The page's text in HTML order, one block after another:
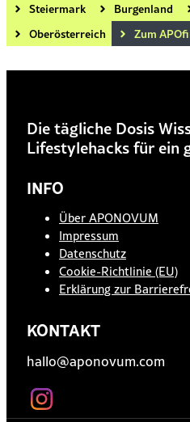
Steiermark
Burgenland
Oberösterreich
Zum
Die tägliche Dosis
Lifestylehacks für ein
INFO
Über APONOVUM
Impressum
Datenschutz
Cookie-Richtlinie (EU)
Erklärung zur
KONTAKT
hallo@aponovum.com